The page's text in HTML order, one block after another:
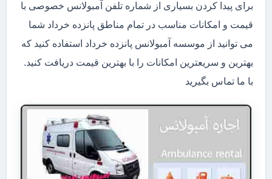
برای پیدا کردن بسیاری از شماره تلفن آمبولانس خصوصی با
قیمت و امکانات مناسب در تمام مناطق پانزده خرداد شما
می توانید از موسسه آمبولانس پانزده خرداد استفاده کنید که
بهترین و سریعترین امکانات را با بهترین قیمت دریافت کنید.
با ما تماس بگیرید